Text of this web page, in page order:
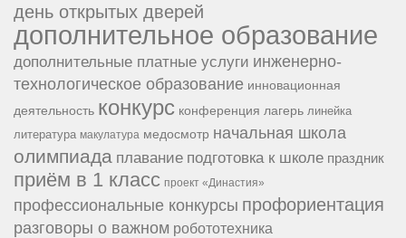
день открытых дверей
дополнительное образование
дополнительные платные услуги инженерно-
технологическое образование инновационная
деятельность конкурс конференция лагерь линейка
литература макулатура медосмотр начальная школа
олимпиада плавание подготовка к школе праздник
приём в 1 класс проект «Династия»
профессиональные конкурсы профориентация
разговоры о важном робототехника